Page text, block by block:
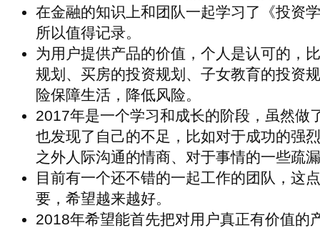
在金融的知识上和团队一起学习了《投资
所以值得记录。
为用户提供产品的价值，个人是认可的，
规划、买房的投资规划、子女教育的投资
险保障生活，降低风险。
2017年是一个学习和成长的阶段，虽然做
也发现了自己的不足，比如对于成功的强
之外人际沟通的情商、对于事情的一些疏
目前有一个还不错的一起工作的团队，这
要，希望越来越好。
2018年希望能首先把对用户真正有价值的